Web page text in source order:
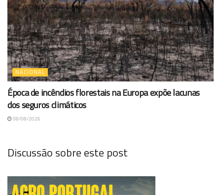
NACIONAL
Época de incêndios florestais na Europa expõe lacunas
dos seguros climáticos
08/08/2026
Discussão sobre este post